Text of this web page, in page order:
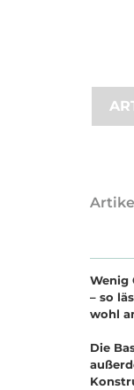
Wenig
– so läs
wohl a
Die Ba
außerd
Konstr